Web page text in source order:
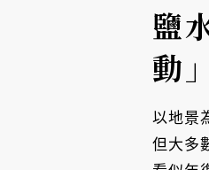
鹽
動
以地景
但大多